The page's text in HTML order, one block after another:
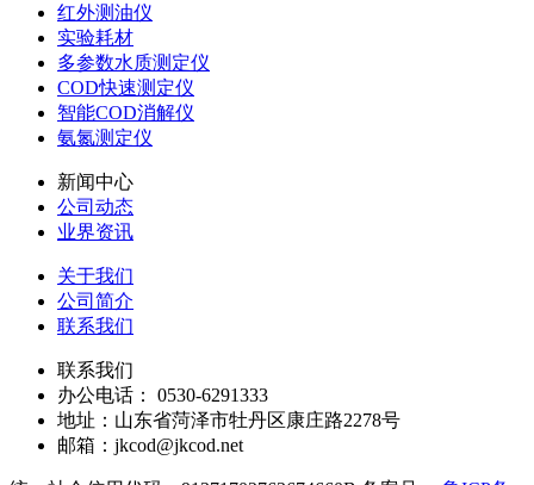
红外测油仪
实验耗材
多参数水质测定仪
COD快速测定仪
智能COD消解仪
氨氮测定仪
新闻中心
公司动态
业界资讯
关于我们
公司简介
联系我们
联系我们
办公电话： 0530-6291333
地址：山东省菏泽市牡丹区康庄路2278号
邮箱：jkcod@jkcod.net